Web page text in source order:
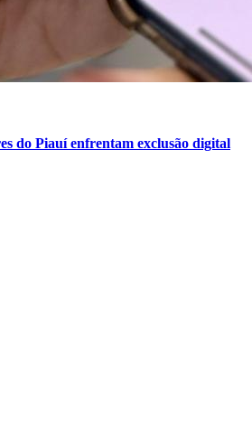
do Piauí enfrentam exclusão digital